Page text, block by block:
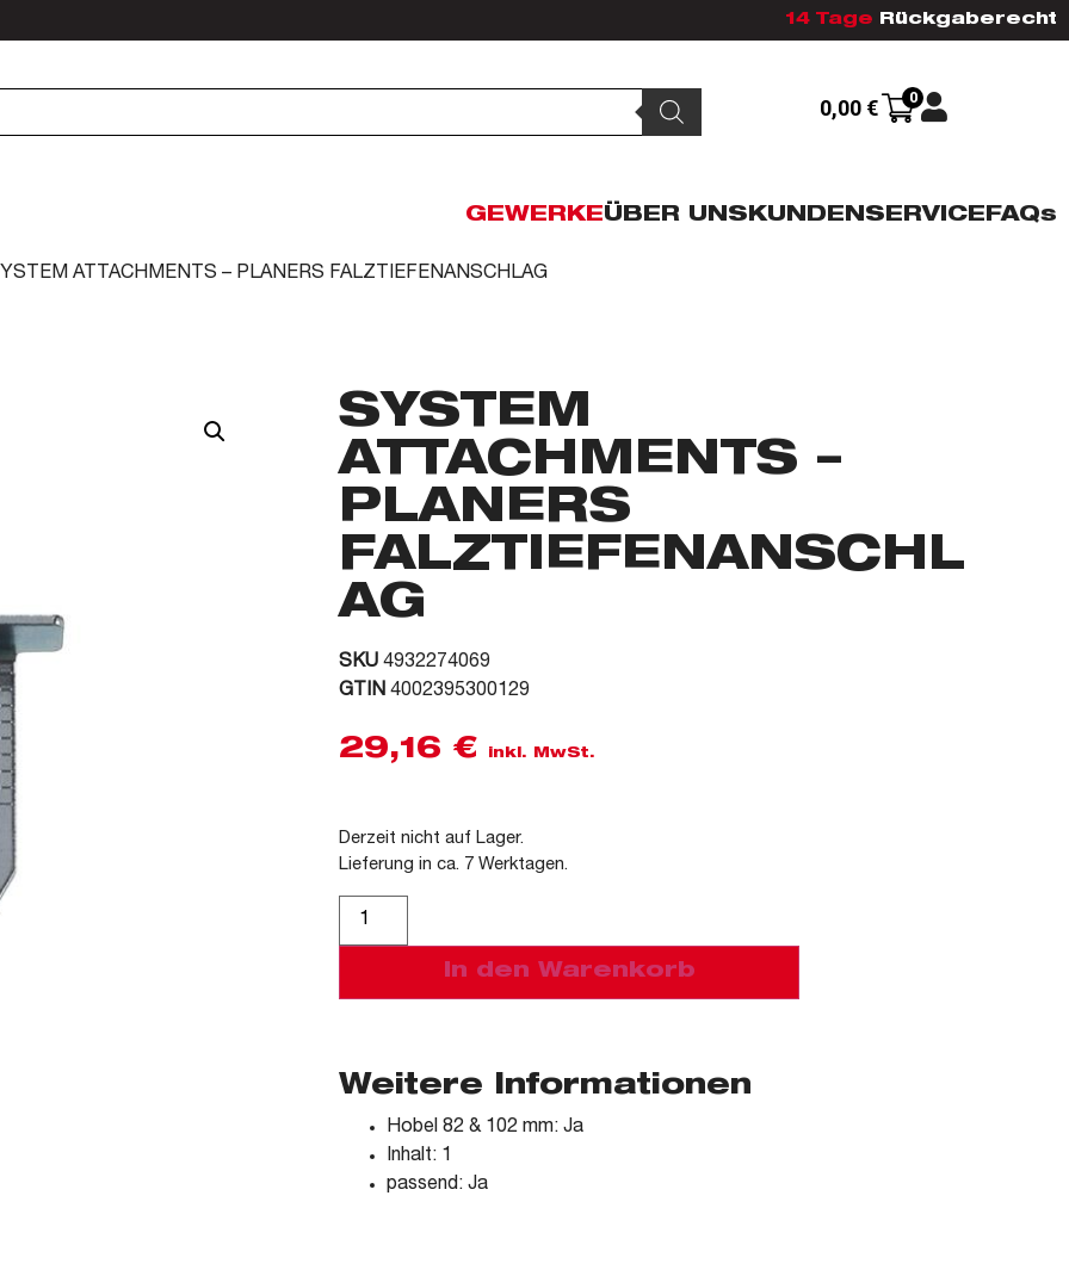
14 Tage Rückgaberecht
0,00 € 0
GEWERKEÜBER UNSKUNDENSERVICEFAQs
ATTACHMENTS – PLANERS FALZTIEFENANSCHLAG
SYSTEM
ATTACHMENTS –
PLANERS
FALZTIEFENANSCHL
AG
SKU 4932274069
GTIN 4002395300129
29,16 € inkl. MwSt.
Derzeit nicht auf Lager.
Lieferung in ca. 7 Werktagen.
In den Warenkorb
Weitere Informationen
Hobel 82 & 102 mm: Ja
Inhalt: 1
passend: Ja